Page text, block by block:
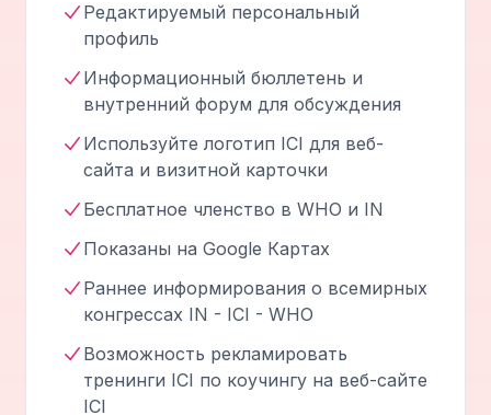
Редактируемый персональный
профиль
Информационный бюллетень и
внутренний форум для обсуждения
Используйте логотип ICI для веб-
сайта и визитной карточки
Бесплатное членство в WHO и IN
Показаны на Google Картах
Раннее информирования о всемирных
конгрессах IN - ICI - WHO
Возможность рекламировать
тренинги ICI по коучингу на веб-сайте
ICI